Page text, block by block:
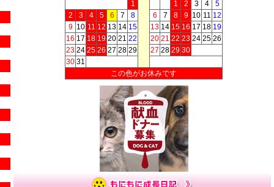
1
1 2 3 4
5
2
3 4 5 6 7 8 6 7 8 9 10 11 12
9 10 11 12 13 14 15 13 14 15 16 17 18 19
16 17 18 19 20 21 22 20 21 22 23 24 25 26
23 24 25 26 27 28 29 27 28 29 30
30 31
この色がお休みです